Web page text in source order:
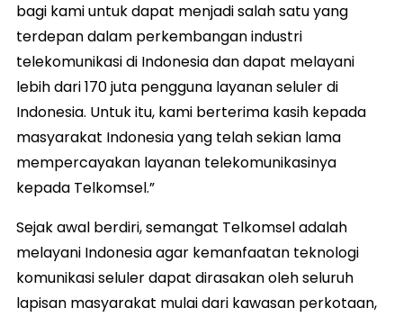
bagi kami untuk dapat menjadi salah satu yang
terdepan dalam perkembangan industri
telekomunikasi di Indonesia dan dapat melayani
lebih dari 170 juta pengguna layanan seluler di
Indonesia. Untuk itu, kami berterima kasih kepada
masyarakat Indonesia yang telah sekian lama
mempercayakan layanan telekomunikasinya
kepada Telkomsel.”
Sejak awal berdiri, semangat Telkomsel adalah
melayani Indonesia agar kemanfaatan teknologi
komunikasi seluler dapat dirasakan oleh seluruh
lapisan masyarakat mulai dari kawasan perkotaan,